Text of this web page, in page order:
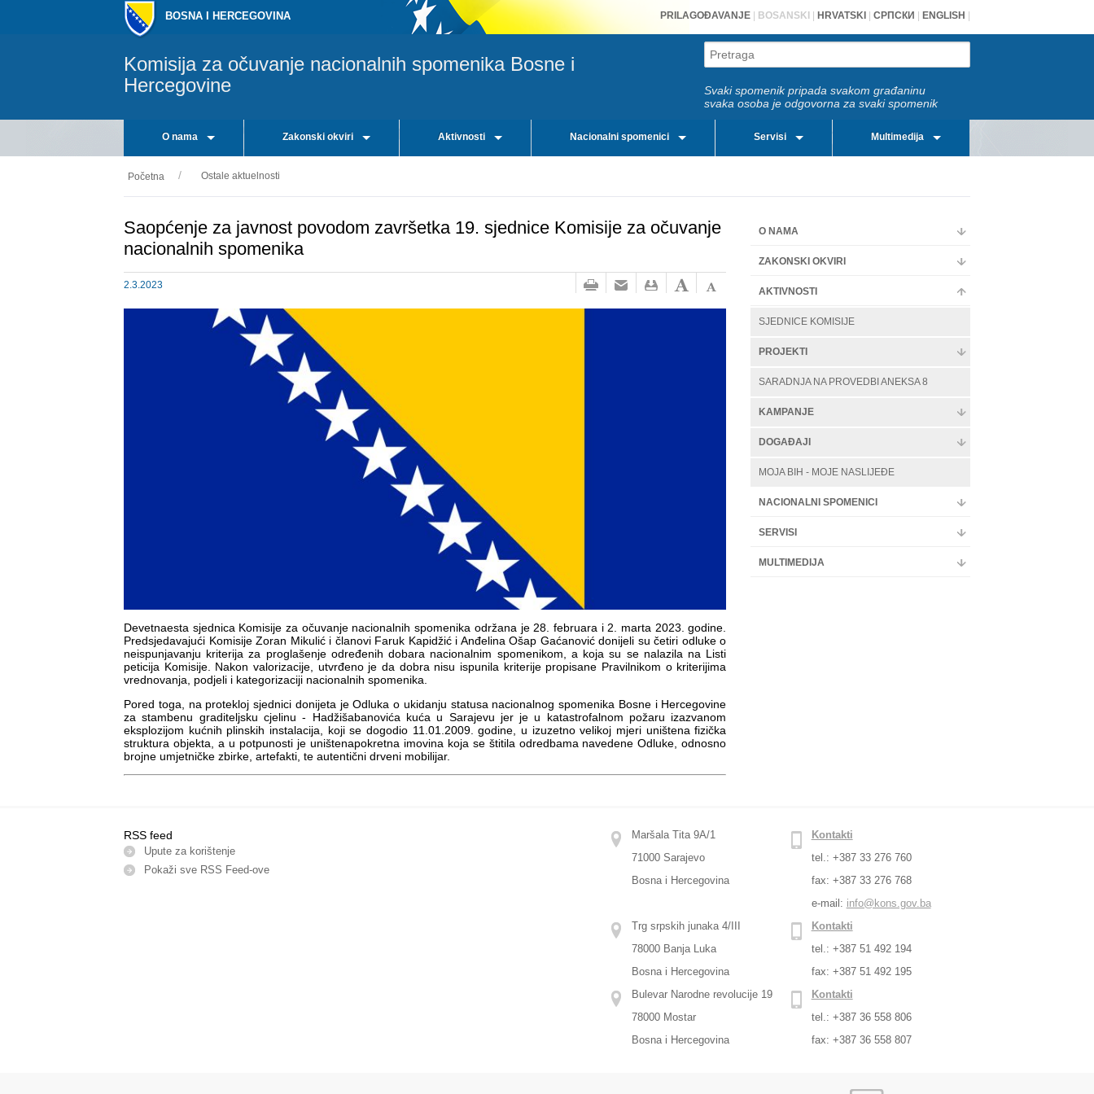
BOSNA I HERCEGOVINA PRILAGOĐAVANJE BOSANSKI HRVATSKI СРПСКИ ENGLISH
Komisija za očuvanje nacionalnih spomenika Bosne i
Hercegovine
Svaki spomenik pripada svakom građaninu
svaka osoba je odgovorna za svaki spomenik
O nama Zakonski okviri Aktivnosti Nacionalni spomenici Servisi Multimedija
Početna Ostale aktuelnosti
Saopćenje za javnost povodom završetka 19. sjednice Komisije za očuvanje
nacionalnih spomenika
2.3.2023
Devetnaesta sjednica Komisije za očuvanje nacionalnih spomenika održana je 28. februara i 2. marta 2023. godine.
Predsjedavajući Komisije Zoran Mikulić i članovi Faruk Kapidžić i Anđelina Ošap Gaćanović donijeli su četiri odluke o
neispunjavanju kriterija za proglašenje određenih dobara nacionalnim spomenikom, a koja su se nalazila na Listi
peticija Komisije. Nakon valorizacije, utvrđeno je da dobra nisu ispunila kriterije propisane Pravilnikom o kriterijima
vrednovanja, podjeli i kategorizaciji nacionalnih spomenika.
Pored toga, na protekloj sjednici donijeta je Odluka o ukidanju statusa nacionalnog spomenika Bosne i Hercegovine
za stambenu graditeljsku cjelinu - Hadžišabanovića kuća u Sarajevu jer je u katastrofalnom požaru izazvanom
eksplozijom kućnih plinskih instalacija, koji se dogodio 11.01.2009. godine, u izuzetno velikoj mjeri uništena fizička
struktura objekta, a u potpunosti je uništenapokretna imovina koja se štitila odredbama navedene Odluke, odnosno
brojne umjetničke zbirke, artefakti, te autentični drveni mobilijar.
O NAMA
ZAKONSKI OKVIRI
AKTIVNOSTI
SJEDNICE KOMISIJE
PROJEKTI
SARADNJA NA PROVEDBI ANEKSA 8
KAMPANJE
DOGAĐAJI
MOJA BIH - MOJE NASLIJEĐE
NACIONALNI SPOMENICI
SERVISI
MULTIMEDIJA
RSS feed
Upute za korištenje
Pokaži sve RSS Feed-оve
Maršala Tita 9A/1
71000 Sarajevo
Bosna i Hercegovina
Kontakti
tel.: +387 33 276 760
fax: +387 33 276 768
e-mail: info@kons.gov.ba
Trg srpskih junaka 4/III
78000 Banja Luka
Bosna i Hercegovina
Kontakti
tel.: +387 51 492 194
fax: +387 51 492 195
Bulevar Narodne revolucije 19
78000 Mostar
Bosna i Hercegovina
Kontakti
tel.: +387 36 558 806
fax: +387 36 558 807